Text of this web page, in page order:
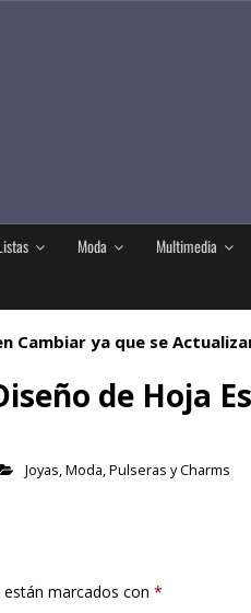
Moda
Multimedia
Cambiar ya que se
de Hoja
Joyas,Moda,Pulseras y Charms
marcados con *